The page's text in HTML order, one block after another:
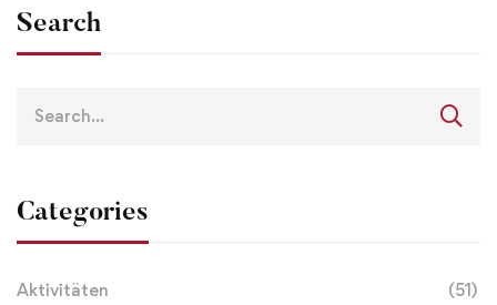
Search
Categories
Aktivitäten (51)